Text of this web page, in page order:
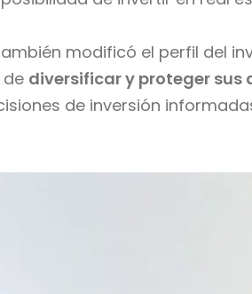
modificó el perfil del
diversificar y proteger sus
de inversión